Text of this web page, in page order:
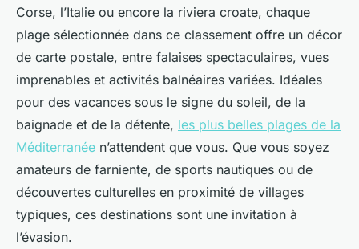
Corse, l’Italie ou encore la riviera croate, chaque
plage sélectionnée dans ce classement offre un décor
de carte postale, entre falaises spectaculaires, vues
imprenables et activités balnéaires variées. Idéales
pour des vacances sous le signe du soleil, de la
baignade et de la détente, les plus belles plages de la
Méditerranée n’attendent que vous. Que vous soyez
amateurs de farniente, de sports nautiques ou de
découvertes culturelles en proximité de villages
typiques, ces destinations sont une invitation à
l’évasion.